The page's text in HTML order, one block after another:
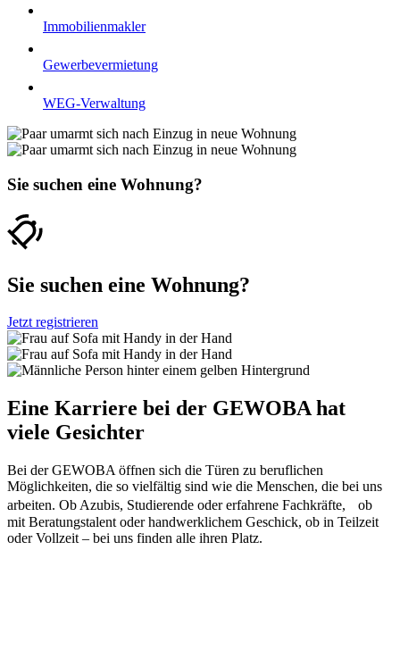
Immobilienmakler
Gewerbevermietung
WEG-Verwaltung
Sie suchen eine Wohnung?
Sie suchen eine Wohnung?
Jetzt registrieren
Eine Karriere bei der GEWOBA hat
viele Gesichter
Bei der GEWOBA öffnen sich die Türen zu beruflichen
Möglichkeiten, die so vielfältig sind wie die Menschen, die bei uns
arbeiten. Ob Azubis, Studierende oder erfahrene Fachkräfte, ob
mit Beratungstalent oder handwerklichem Geschick, ob in Teilzeit
oder Vollzeit – bei uns finden alle ihren Platz.